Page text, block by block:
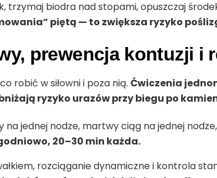
trzymaj biodra nad stopami, opuszczaj
piętą — to zwiększa ryzyko
prewencja kontuzji i
robić w siłowni i poza nią. Ćwiczenia
ryzyko urazów przy biegu po
na jednej nodze, martwy ciąg na jednej
20–30 min każda.
rozciąganie dynamiczne i kontrola